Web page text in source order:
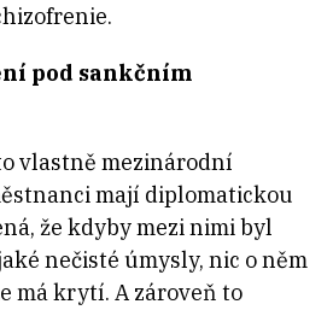
pod sankčním
vlastně mezinárodní
mají diplomatickou
že kdyby mezi nimi byl
nečisté úmysly, nic o něm
má krytí. A zároveň to